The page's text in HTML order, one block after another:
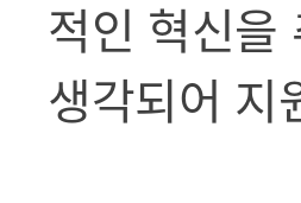
적인 혁신을
생각되어 지